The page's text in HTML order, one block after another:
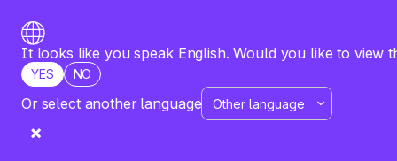
It looks like you speak English. Would you like to view
YES NO
Or select another language